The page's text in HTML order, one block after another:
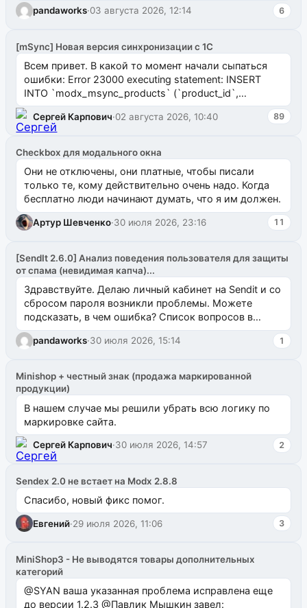
pandaworks·03 августа 2026, 12:14 6
[mSync] Новая версия синхронизации с 1С
Всем привет. В какой то момент начали сыпаться
ошибки: Error 23000 executing statement: INSERT
INTO `modx_msync_products` (`product_id`,
`uuid_1c`) VALUES ...
Сергей Карпович·02 августа 2026, 10:40 89
Checkbox для модального окна
Они не отключены, они платные, чтобы писали
только те, кому действительно очень надо. Когда
бесплатно люди начинают думать, что я им должен.
Артур Шевченко·30 июля 2026, 23:16 11
[SendIt 2.6.0] Анализ поведения пользователя для защиты
от спама (невидимая капча)...
Здравствуйте. Делаю личный кабинет на Sendit и со
сбросом пароля возникли проблемы. Можете
подсказать, в чем ошибка? Список вопросов в
одноименном разделе на modx.pro пока пуст, и,...
pandaworks·30 июля 2026, 15:14 1
Minishop + честный знак (продажа маркированной
продукции)
В нашем случае мы решили убрать всю логику по
маркировке сайта.
Сергей Карпович·30 июля 2026, 14:57 2
Sendex 2.0 не встает на Modx 2.8.8
Спасибо, новый фикс помог.
Евгений·29 июля 2026, 11:06 3
MiniShop3 - Не выводятся товары дополнительных
категорий
@SYAN ваша указанная проблема исправлена еще
до версии 1.2.3 @Павлик Мышкин завел: